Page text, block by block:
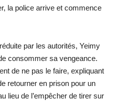
la police arrive et commence
par les autorités, Yeimy
consommer sa vengeance.
de ne pas le faire, expliquant
retourner en prison pour un
lieu de l’empêcher de tirer sur